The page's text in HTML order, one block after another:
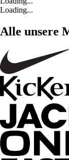
Loading...
Alle unsere